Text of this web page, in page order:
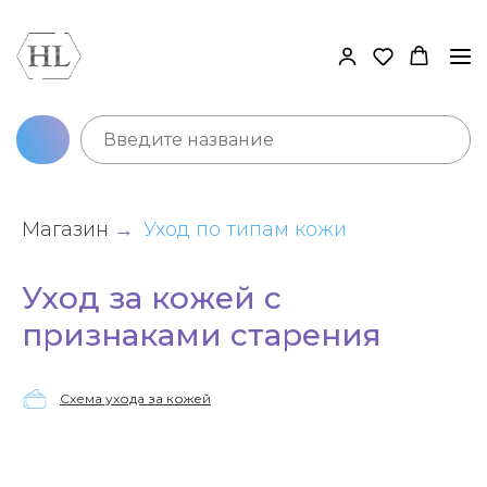
Магазин → Уход по типам кожи
Уход за кожей с
признаками старения
Схема ухода за кожей